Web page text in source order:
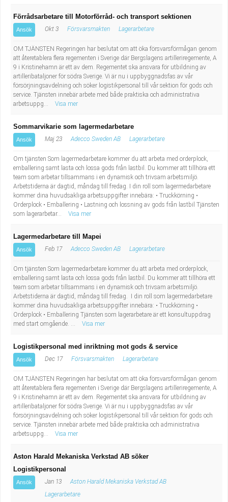
Förrådsarbetare till Motorförråd- och transport sektionen
Ansök Okt 3 Försvarsmakten Lagerarbetare
OM TJÄNSTEN Regeringen har beslutat om att öka försvarsförmågan genom
att återetablera flera regementen i Sverige där Bergslagens artilleriregemente, A
9 i Kristinehamn är ett av dem. Regementet ska ansvara för utbildning av
artilleribataljoner för södra Sverige. Vi är nu i uppbyggnadsfas av vår
försörjningsavdelning och söker logistikpersonal till vår sektion för gods och
service. Tjänsten innebär arbete med både praktiska och administrativa
arbetsuppg...
Visa mer
Sommarvikarie som lagermedarbetare
Ansök Maj 23 Adecco Sweden AB Lagerarbetare
Om tjänsten Som lagermedarbetare kommer du att arbeta med orderplock,
emballering samt lasta och lossa gods från lastbil. Du kommer att tillhöra ett
team som arbetar tillsammans i en dynamisk och trivsam arbetsmiljö.
Arbetstiderna är dagtid, måndag till fredag. I din roll som lagermedarbetare
kommer dina huvudsakliga arbetsuppgifter innebära: • Truckkörning •
Orderplock • Emballering • Lastning och lossning av gods från lastbil Tjänsten
som lagerarbetar...
Visa mer
Lagermedarbetare till Mapei
Ansök Feb 17 Adecco Sweden AB Lagerarbetare
Om tjänsten Som lagermedarbetare kommer du att arbeta med orderplock,
emballering samt lasta och lossa gods från lastbil. Du kommer att tillhöra ett
team som arbetar tillsammans i en dynamisk och trivsam arbetsmiljö.
Arbetstiderna är dagtid, måndag till fredag. I din roll som lagermedarbetare
kommer dina huvudsakliga arbetsuppgifter innebära: • Truckkörning •
Orderplock • Emballering Tjänsten som lagerarbetare är ett konsultuppdrag
med start omgående. ...
Visa mer
Logistikpersonal med inriktning mot gods & service
Ansök Dec 17 Försvarsmakten Lagerarbetare
OM TJÄNSTEN Regeringen har beslutat om att öka försvarsförmågan genom
att återetablera flera regementen i Sverige där Bergslagens artilleriregemente, A
9 i Kristinehamn är ett av dem. Regementet ska ansvara för utbildning av
artilleribataljoner för södra Sverige. Vi är nu i uppbyggnadsfas av vår
försörjningsavdelning och söker logistikpersonal till vår sektion för gods och
service. Tjänsten innebär arbete med både praktiska och administrativa
arbetsuppg...
Visa mer
Aston Harald Mekaniska Verkstad AB söker
Logistikpersonal
Ansök Jan 13
Aston Harald Mekaniska Verkstad AB
Lagerarbetare